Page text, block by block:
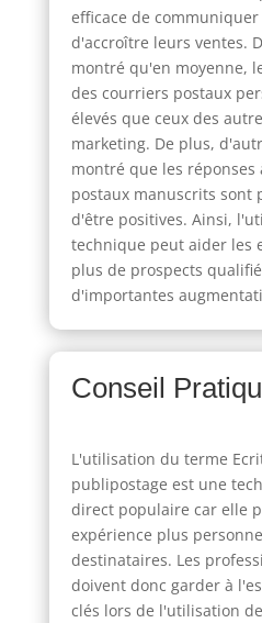
efficace de
d'accroître leurs ventes.
montré qu'en moyenne,
des courriers postaux
élevés que ceux des
marketing. De plus,
montré que les réponses
postaux manuscrits sont
d'être positives. Ainsi,
technique peut aider les
plus de prospects
d'importantes
Conseil
L'utilisation du terme
publipostage est une
direct populaire car elle
expérience plus
destinataires. Les
doivent donc garder à
clés lors de l'utilisation